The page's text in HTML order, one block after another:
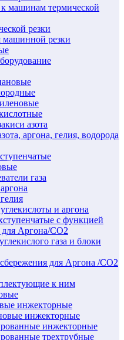
машинам термической
резки
резки
азота
аргона, гелия, водорода
газа
и аргона
c функцией
для Аргона/СО2
газа и блоки
для Аргона /СО2
к ним
инжекторные
инжекторные
инжекторные
трехтрубные